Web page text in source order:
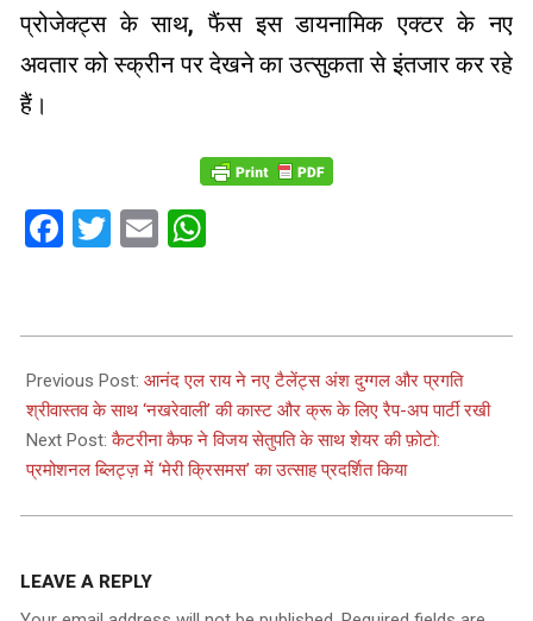
प्रोजेक्ट्स के साथ, फैंस इस डायनामिक एक्टर के नए
अवतार को स्क्रीन पर देखने का उत्सुकता से इंतजार कर रहे
हैं।
Facebook
Twitter
Email
01-
09
Previous Post: आनंद एल राय ने नए टैलेंट्स अंश दुग्गल और प्रगति
श्रीवास्तव के साथ ‘नखरेवाली’ की कास्ट और क्रू के लिए रैप-अप पार्टी रखी
Next Post:कैटरीना कैफ ने विजय सेतुपति के साथ शेयर की फ़ोटो:
प्रमोशनल ब्लिट्ज़ में ‘मेरी क्रिसमस’ का उत्साह प्रदर्शित किया
LEAVE A REPLY